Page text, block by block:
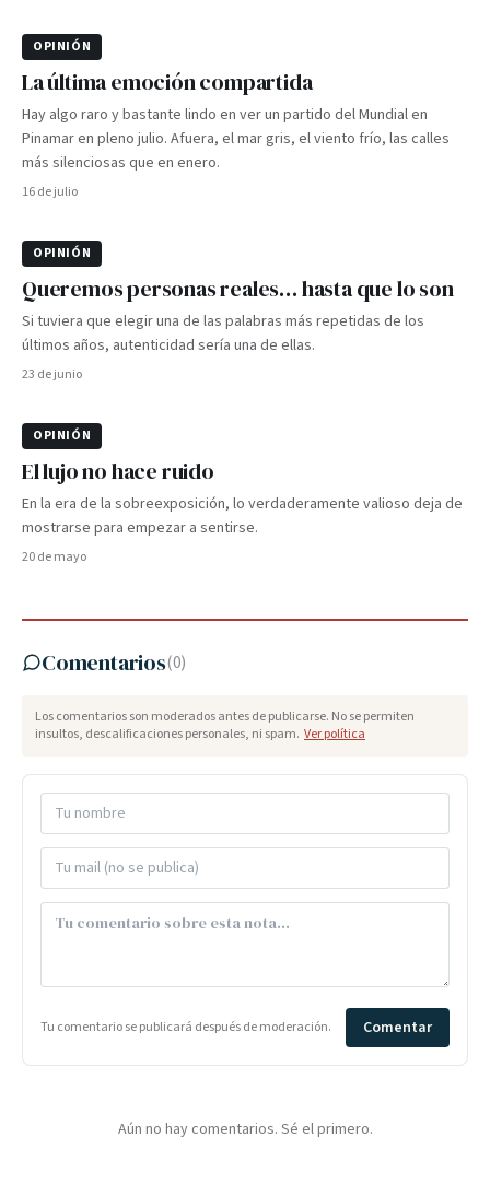
OPINIÓN
La última emoción compartida
Hay algo raro y bastante lindo en ver un partido del Mundial en
Pinamar en pleno julio. Afuera, el mar gris, el viento frío, las calles
más silenciosas que en enero.
16 de julio
OPINIÓN
Queremos personas reales… hasta que lo son
Si tuviera que elegir una de las palabras más repetidas de los
últimos años, autenticidad sería una de ellas.
23 de junio
OPINIÓN
El lujo no hace ruido
En la era de la sobreexposición, lo verdaderamente valioso deja de
mostrarse para empezar a sentirse.
20 de mayo
Comentarios(0)
Los comentarios son moderados antes de publicarse. No se permiten
insultos, descalificaciones personales, ni spam. Ver política
Tu comentario se publicará después de moderación. Comentar
Aún no hay comentarios. Sé el primero.